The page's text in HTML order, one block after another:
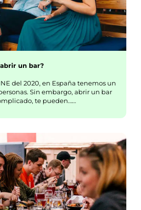
un bar?
del 2020, en España tenemos un
Sin embargo, abrir un bar
te pueden……